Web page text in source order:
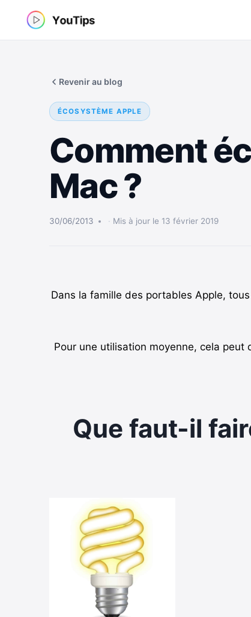
Revenir au blog
ÉCOSYSTÈME APPLE
Comment
Mac ?
30/06/2013 Mis à jour le 13 février 2019
Dans la famille des portables Apple,
Pour une utilisation moyenne, cela
Que faut-il